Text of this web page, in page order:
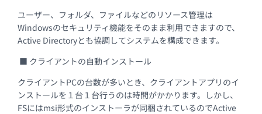
ユーザー、フォルダ、ファイルなどのリソース管理は
Windowsのセキュリティ機能をそのまま利用できますので、
Active Directoryとも協調してシステムを構成できます。
■ クライアントの自動インストール
クライアントPCの台数が多いとき、クライアントアプリのイ
ンストールを１台１台行うのは時間がかかります。しかし、
FSにはmsi形式のインストーラが同梱されているのでActive